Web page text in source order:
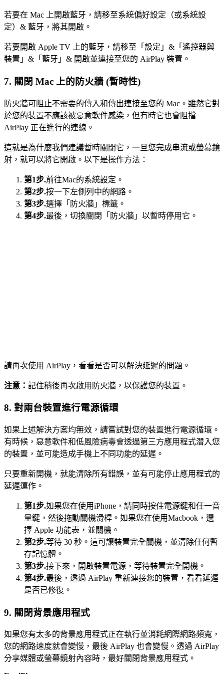
若要在 Mac 上開啟藍牙，請移至系統偏好設定（或系統設
定）& 藍牙，將其開啟。
若要開啟 Apple TV 上的藍牙，請移至「設定」&「遙控器與
裝置」&「藍牙」& 開啟並連接至您的 AirPlay 裝置。
7. 關閉 Mac 上的防火牆 (暫時性)
防火牆可阻止不需要的傳入和傳出連接至您的 Mac。雖然它對
於您的裝置不應該被惡意軟件感染，但有時它也會阻擋
AirPlay 正在進行的連線。
這就是為什麼我們建議暫時關閉它，一旦您完成串流或螢幕鏡
射，就可以將它開啟。以下是操作方法：
第1步.前往Mac的系統設定。
第2步.按一下左側列中的網路。
第3步.選擇「防火牆」標籤。
第4步.最後，切換關閉「防火牆」以暫時停用它。
請再次使用 AirPlay，看看是否可以解決延遲的問題。
注意： 記住稍後再次啟用防火牆，以保護您的裝置。
8. 對兩台裝置進行電源循環
如果上述解決方案均無效，請嘗試對您的裝置進行電源循環。
有時候，惡意軟件和低風險病毒會透過第三方應用程式潛入您
的裝置，並可能造成手機上不同功能的延遲。
只要重新開機，就能清除所有錯誤，並有可能停止應用程式的
延遲運作。
第1步.如果您在使用iPhone，請同時按住電源鍵和任一音
量鍵，然後拖動關機滑桿。如果您在使用Macbook，選
擇 Apple 功能表，並關機。
第2步.等待 30 秒。這可讓裝置完全關機，並清除任何暫
存記憶體。
第3步.接下來，開啟裝置電源，等待裝置完全開機。
第4步.最後，透過 AirPlay 重新連接您的裝置，看看延遲
是否已修復。
9. 關閉背景應用程式
如果您有太多的背景應用程式正在執行並消耗網際網路頻寬，
您的網路速度就會變慢，最後 AirPlay 也會變慢。透過 AirPlay
分享媒體或螢幕鏡射內容時，最好關閉背景應用程式。